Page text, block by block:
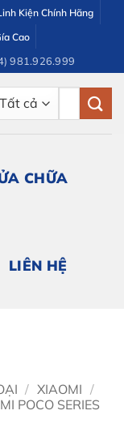
Kiện Chính Hãng
Cao
981.926.999
CHỮA
LIÊN HỆ
/ XIAOMI /
POCO SERIES